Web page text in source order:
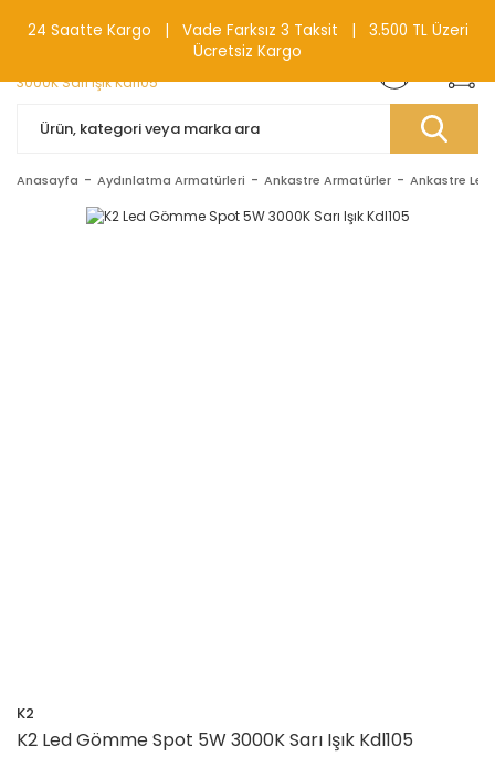
0(212) 240 87 88
Anasayfa Aydınlatma Armatürleri Ankastre Armatürler Ankastre
K2
K2 Led Gömme Spot 5W 3000K Sarı Işık Kdl105
24 Saatte Kargo | Vade Farksız 3 Taksit | 3.500 TL Üzeri
Ücretsiz Kargo